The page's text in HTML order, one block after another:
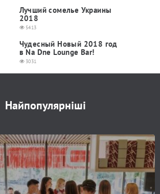
Лучший сомелье Украины
2018
5413
Чудесный Новый 2018 год
в Na Dne Lounge Bar!
3031
Найпопулярніші